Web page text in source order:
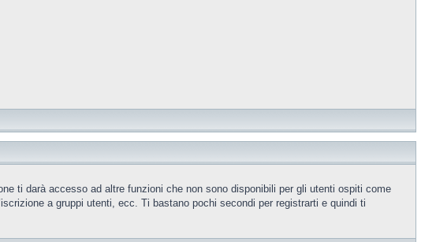
ti darà accesso ad altre funzioni che non sono disponibili per gli utenti ospiti come
a gruppi utenti, ecc. Ti bastano pochi secondi per registrarti e quindi ti